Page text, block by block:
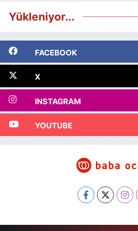
Yükleniyor...
FACEBOOK
X
INSTAGRAM
YOUTUBE